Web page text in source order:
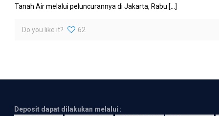
Tanah Air melalui peluncurannya di Jakarta, Rabu […]
Do you like it? 62
Deposit dapat dilakukan melalui :